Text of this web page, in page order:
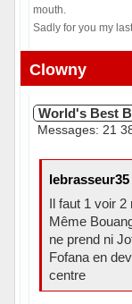
mouth.
Sadly for you my
Hors ligne
Clowny
World's Best
Messages: 21
Il faut 1 voir
Même
ne prend ni
Fofana en
centre